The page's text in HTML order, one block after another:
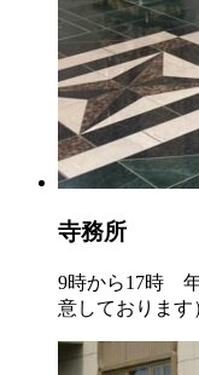
寺務所
9時から17時
意しております